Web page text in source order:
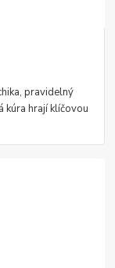
pravidelný
kúra hrají klíčovou